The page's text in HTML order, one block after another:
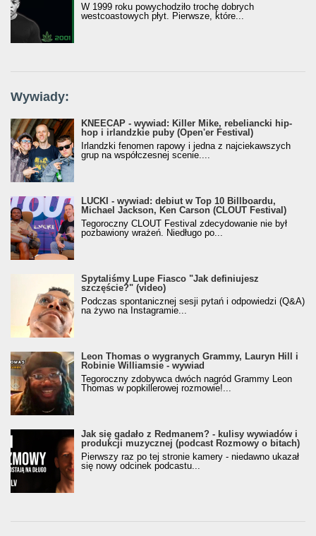
W 1999 roku powychodziło trochę dobrych
westcoastowych płyt. Pierwsze, które...
Wywiady:
KNEECAP - wywiad: Killer Mike, rebeliancki hip-
hop i irlandzkie puby (Open'er Festival)
Irlandzki fenomen rapowy i jedna z najciekawszych
grup na współczesnej scenie....
LUCKI - wywiad: debiut w Top 10 Billboardu,
Michael Jackson, Ken Carson (CLOUT Festival)
Tegoroczny CLOUT Festival zdecydowanie nie był
pozbawiony wrażeń. Niedługo po...
Spytaliśmy Lupe Fiasco "Jak definiujesz
szczęście?" (video)
Podczas spontanicznej sesji pytań i odpowiedzi (Q&A)
na żywo na Instagramie...
Leon Thomas o wygranych Grammy, Lauryn Hill i
Robinie Williamsie - wywiad
Tegoroczny zdobywca dwóch nagród Grammy Leon
Thomas w popkillerowej rozmowie!...
Jak się gadało z Redmanem? - kulisy wywiadów i
produkcji muzycznej (podcast Rozmowy o bitach)
Pierwszy raz po tej stronie kamery - niedawno ukazał
się nowy odcinek podcastu...